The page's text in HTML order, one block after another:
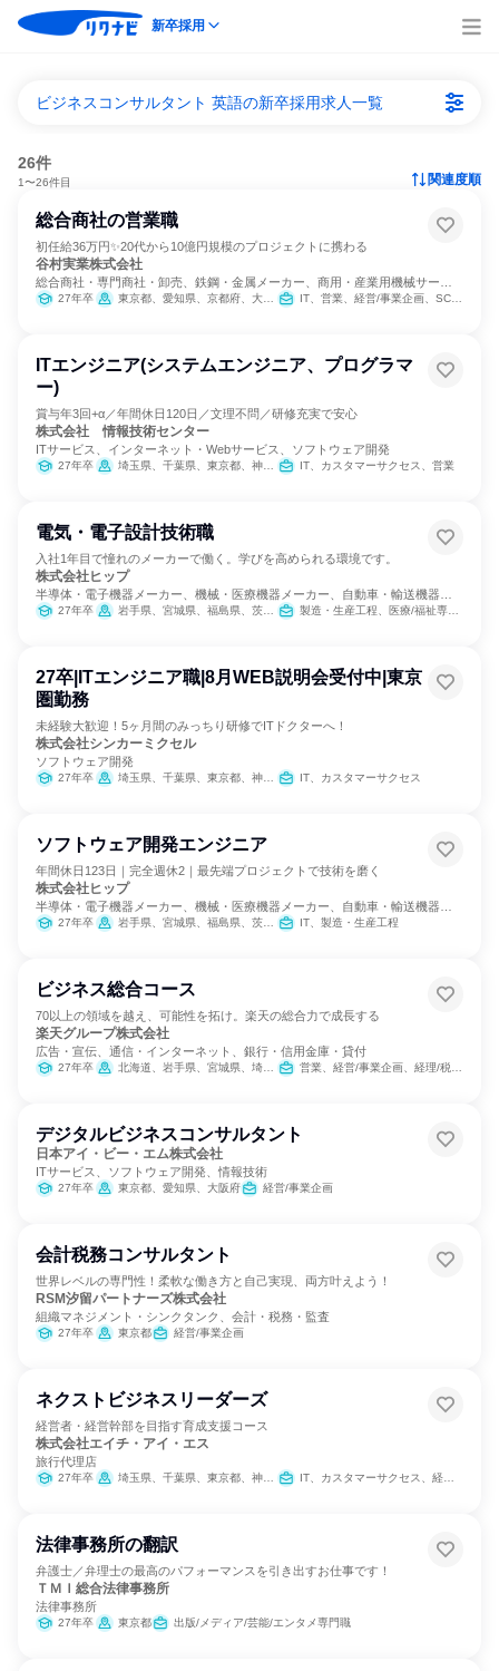
新卒採用
ビジネスコンサルタント 英語の新卒採用求人一覧
26件
1〜26件目 関連度順
総合商社の営業職
初任給36万円✨20代から10億円規模のプロジェクトに携わる
谷村実業株式会社
総合商社・専門商社・卸売、鉄鋼・金属メーカー、商用・産業用機械サービ
ス
27年卒 東京都、愛知県、京都府、大阪府、兵庫県 IT、営業、経営/事業企画、SCM/生産管理/購買/物流、バックオフィス・事務・受付、商品企画、マーケティング・広告・宣伝
ITエンジニア(システムエンジニア、プログラマ
ー)
賞与年3回+α／年間休日120日／文理不問／研修充実で安心
株式会社 情報技術センター
ITサービス、インターネット・Webサービス、ソフトウェア開発
27年卒 埼玉県、千葉県、東京都、神奈川県 IT、カスタマーサクセス、営業
電気・電子設計技術職
入社1年目で憧れのメーカーで働く。学びを高められる環境です。
株式会社ヒップ
半導体・電子機器メーカー、機械・医療機器メーカー、自動車・輸送機器メ
ーカー27年卒 岩手県、宮城県、福島県、茨城県、栃木県、群馬県、埼玉県、千葉県、東京都、神奈川県、岐阜県、静岡県、愛知県、三重県、滋賀県、京都府、大阪府、兵庫県、岡山県、広島県、福岡県、熊本県、大分県 製造・生産工程、医療/福祉専門職
27卒|ITエンジニア職|8月WEB説明会受付中|東京
圏勤務
未経験大歓迎！5ヶ月間のみっちり研修でITドクターへ！
株式会社シンカーミクセル
ソフトウェア開発
27年卒 埼玉県、千葉県、東京都、神奈川県 IT、カスタマーサクセス
ソフトウェア開発エンジニア
年間休日123日｜完全週休2｜最先端プロジェクトで技術を磨く
株式会社ヒップ
半導体・電子機器メーカー、機械・医療機器メーカー、自動車・輸送機器メ
ーカー27年卒 岩手県、宮城県、福島県、茨城県、栃木県、群馬県、埼玉県、千葉県、東京都、神奈川県、岐阜県、静岡県、愛知県、三重県、滋賀県、京都府、大阪府、兵庫県、岡山県、広島県、福岡県、熊本県、大分県 IT、製造・生産工程
ビジネス総合コース
70以上の領域を越え、可能性を拓け。楽天の総合力で成長する
楽天グループ株式会社
広告・宣伝、通信・インターネット、銀行・信用金庫・貸付
27年卒 北海道、岩手県、宮城県、埼玉県、東京都、神奈川県、新潟県、石川県、長野県、静岡県、愛知県、京都府、大阪府、兵庫県、広島県、愛媛県、福岡県、鹿児島県、沖縄県 営業、経営/事業企画、経理/税務/財務、人事、総務、法務/知財、IT、広報/IR、商品企画、マーケティング・広告・宣伝
デジタルビジネスコンサルタント
日本アイ・ビー・エム株式会社
ITサービス、ソフトウェア開発、情報技術
27年卒 東京都、愛知県、大阪府 経営/事業企画
会計税務コンサルタント
世界レベルの専門性！柔軟な働き方と自己実現、両方叶えよう！
RSM汐留パートナーズ株式会社
組織マネジメント・シンクタンク、会計・税務・監査
27年卒 東京都 経営/事業企画
ネクストビジネスリーダーズ
経営者・経営幹部を目指す育成支援コース
株式会社エイチ・アイ・エス
旅行代理店
27年卒 埼玉県、千葉県、東京都、神奈川県 IT、カスタマーサクセス、経営/事業企画、経理/税務/財務、法務/知財、営業、商品企画、マーケティング・広告・宣伝
法律事務所の翻訳
弁護士／弁理士の最高のパフォーマンスを引き出すお仕事です！
ＴＭＩ総合法律事務所
法律事務所
27年卒 東京都 出版/メディア/芸能/エンタメ専門職